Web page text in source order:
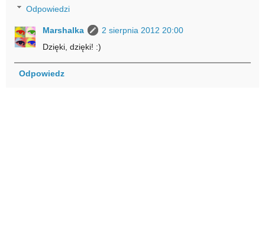
Odpowiedzi
Marshalka
2 sierpnia 2012 20:00
Dzięki, dzięki! :)
Odpowiedz